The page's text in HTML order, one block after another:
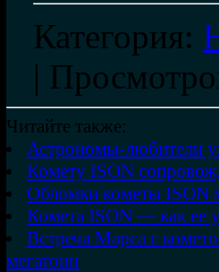
Категория:
|
Читайте также:
Астрономы-любители
Комету ISON
Обломки кометы ISON
Комета ISON — как ее
Встреча Марса с
мегатонн